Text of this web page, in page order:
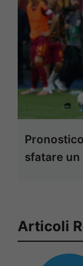
sfatare
Articoli